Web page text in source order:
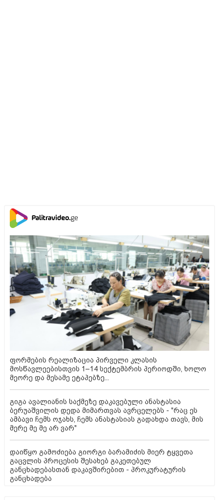
ფორმების რეალიზაცია პირველი კლასის
მოსწავლეებისთვის 1–14 სექტემბრის პერიოდში, ხოლო
მეორე და მესამე ეტაპებზე...
გიგა ავალიანის საქმეზე დაკავებული ანასტასია
ბერუაშვილის დედა მიმართვას ავრცელებს - "რაც ეს
ამბავი ჩემს ოჯახს, ჩემს ანასტასიას გადახდა თავს, მის
მერე მე მე არ ვარ"
დაიწყო გამოძიება გიორგი ბარამიძის მიერ ტყვეთა
გაცვლის პროცესის შესახებ გაკეთებულ
განცხადებასთან დაკავშირებით - პროკურატურის
განცხადება